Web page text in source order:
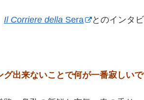
Il Corriere della Sera とのインタ
グ出来ないことで何が一番寂しいで